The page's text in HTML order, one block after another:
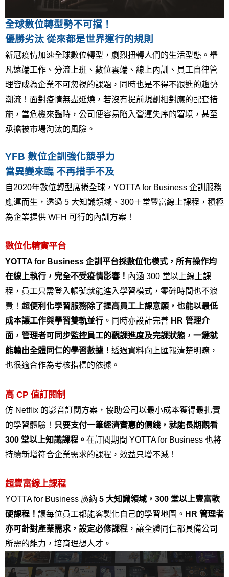
全球數位轉型勢不可擋！
優勝劣汰 從來都是世界運行的規則
新冠疫情加速全球數位轉型，劇烈扭轉人們的生活型態。舉
凡遠端工作、分流上班、數位雲端、線上內訓、員工自律管
理皆成為企業不可忽視的課題，同時也是不得不跟進的趨勢
潮流！面對疫情無盡延燒，若沒有提前規劃相對應的配套措
施，當危機來臨時，公司便容易陷入營運失序的窘境，甚至
承擔被市場淘汰的風險。
YFB 數位企訓強化競爭力
當異變來臨 不再措手不及
自2020年數位轉型席捲全球，YOTTA for Business 企訓服務
應運而生，透過 5 大知識領域、300＋堂豐富線上課程，積極
為企業提供 WFH 可行的內訓方案！
數位化精實平台
YOTTA for Business 企訓平台採數位化模式，所有操作均
在線上執行，完全不受疫情影響！ 內涵 300 堂以上線上課
程，員工只需登入帳號就能進入學習模式，零碎時間也不浪
費！ 超便利化學習服務除了提高員工上課意願，也能以最低
成本讓工作與學習雙軌並行 。同時亦設計完善 HR 管理介
面，管理者可同步監控員工的觀課進度及完課狀態，一鍵就
能輸出全體同仁的學習數據！ 透過資料向上匯報清楚明瞭，
也很適合作為考核指標的依據。
高 CP 值訂閱制
仿 Netflix 的影音訂閱方案，協助公司以最小成本獲得最扎實
的學習體驗！ 只要支付一筆經濟實惠的價錢，就能長期觀看
300 堂以上知識課程。 在訂閱期間 YOTTA for Business 也將
持續新增符合企業需求的課程，效益只增不減！
超豐富線上課程
YOTTA for Business 廣納 5 大知識領域，300 堂以上豐富軟
硬課程！ 讓每位員工都能客製化自己的學習地圖。 HR 管理者
亦可針對產業需求，設定必修課程 ，讓全體同仁都具備公司
所需的能力，培育理想人才。